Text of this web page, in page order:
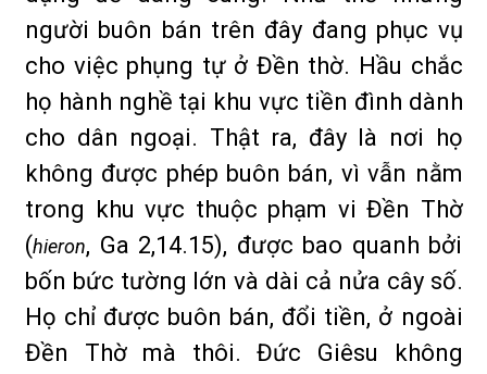
người buôn bán trên đây đang phục vụ
cho việc phụng tự ở Đền thờ. Hầu chắc
họ hành nghề tại khu vực tiền đình dành
cho dân ngoại. Thật ra, đây là nơi họ
không được phép buôn bán, vì vẫn nằm
trong khu vực thuộc phạm vi Đền Thờ
(hieron, Ga 2,14.15), được bao quanh bởi
bốn bức tường lớn và dài cả nửa cây số.
Họ chỉ được buôn bán, đổi tiền, ở ngoài
Đền Thờ mà thôi. Đức Giêsu không